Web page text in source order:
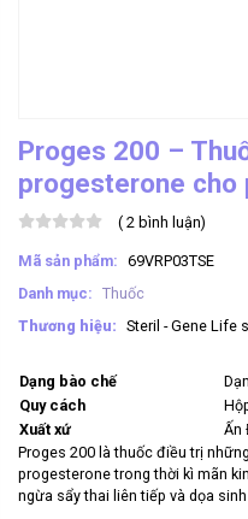
Proges 200 –
progesterone cho
( 2bình luận)
Mã sản phẩm: 69VRP03TSE
Danh mục: Thuốc
Thương hiệu: Steril - Gene Life
Dạng bào chế
Quy cách
Xuất xứ
Ấn
Proges 200 là thuốc điều trị
progesterone trong thời kì mãn
ngừa sẩy thai liên tiếp và dọa sinh